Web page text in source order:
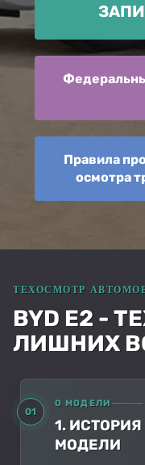
Правила
осмотра
BYD E2 -
ЛИШНИХ
01
О МОДЕЛИ
1.
МОДЕЛИ